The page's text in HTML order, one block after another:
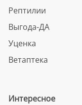
Рептилии
Выгода-ДА
Уценка
Ветаптека
Интересное